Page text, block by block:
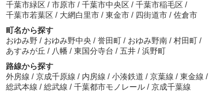
千葉市緑区 / 市原市 / 千葉市中央区 / 千葉市稲毛区 /
千葉市若葉区 / 大網白里市 / 東金市 / 四街道市 / 佐倉市
町名から探す
おゆみ野 / おゆみ野中央 / 誉田町 / おゆみ野南 / 村田町 /
あすみが丘 / 八幡 / 東国分寺台 / 五井 / 浜野町
路線から探す
外房線 / 京成千原線 / 内房線 / 小湊鉄道 / 京葉線 / 東金線 /
総武本線 / 総武線 / 千葉都市モノレール / 京成千葉線